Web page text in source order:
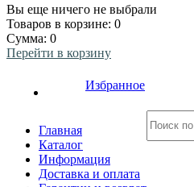
Вы еще ничего не выбрали
Товаров в корзине: 0
Сумма: 0
Перейти в корзину
Избранное
Главная
Каталог
Информация
Доставка и оплата